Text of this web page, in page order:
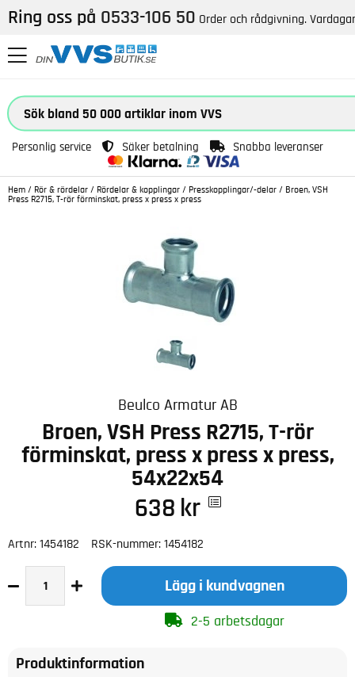
Ring oss på 0533-106 50 Order och rådgivning.
Personlig service Säker betalning Snabba leveranser
Hem / Rör & rördelar / Rördelar & kopplingar / Presskopplingar/-delar / Broen, VSH
Press R2715, T-rör förminskat, press x press x press
Beulco Armatur AB
Broen, VSH Press R2715, T-rör
förminskat, press x press x press,
54x22x54
638 kr
Artnr: 1454182 RSK-nummer: 1454182
Lägg i kundvagnen
2-5 arbetsdagar
Produktinformation